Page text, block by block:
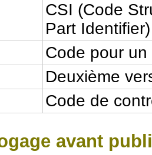
CSI (Code
Part Identifier)
Code pour un
Deuxième
Code de
avant